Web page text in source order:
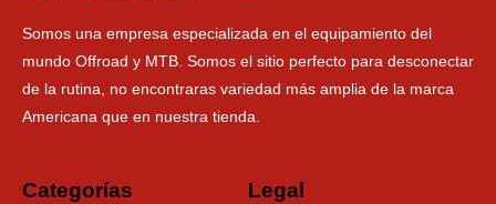
Somos una empresa especializada en el equipamiento del
mundo Offroad y MTB. Somos el sitio perfecto para desconectar
de la rutina, no encontraras variedad más amplia de la marca
Americana que en nuestra tienda.
Categorías Legal